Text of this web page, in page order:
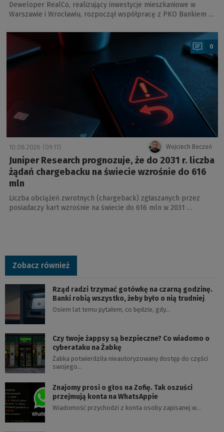
Deweloper RealCo, realizujący inwestycje mieszkaniowe w
Warszawie i Wrocławiu, rozpoczął współpracę z PKO Bankiem …
a
0
Wojciech Boczoń
10.08.2026 (09:11)
Juniper Research prognozuje, że do 2031 r. liczba
żądań chargebacku na świecie wzrośnie do 616
mln
Liczba obciążeń zwrotnych (chargeback) zgłaszanych przez
posiadaczy kart wzrośnie na świecie do 616 mln w 2031 …
Zobacz również
Rząd radzi trzymać gotówkę na czarną godzinę.
Banki robią wszystko, żeby było o nią trudniej
Osiem lat temu pytałem, co będzie, gdy…
Czy twoje żappsy są bezpieczne? Co wiadomo o
cyberataku na Żabkę
Żabka potwierdziła nieautoryzowany dostęp do części
swojego…
Znajomy prosi o głos na Zofię. Tak oszuści
przejmują konta na WhatsAppie
Wiadomość przychodzi z konta osoby zapisanej w…